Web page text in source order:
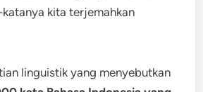
kita terjemahkan
linguistik yang menyebutkan